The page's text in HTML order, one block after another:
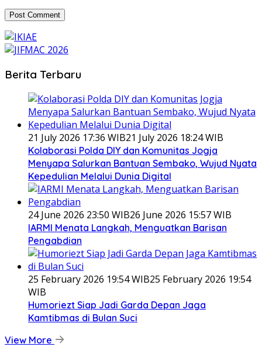
Berita Terbaru
21 July 2026 17:36 WIB21 July 2026 18:24 WIB
Kolaborasi Polda DIY dan Komunitas Jogja
Menyapa Salurkan Bantuan Sembako, Wujud Nyata
Kepedulian Melalui Dunia Digital
24 June 2026 23:50 WIB26 June 2026 15:57 WIB
IARMI Menata Langkah, Menguatkan Barisan
Pengabdian
25 February 2026 19:54 WIB25 February 2026 19:54
WIB
Humoriezt Siap Jadi Garda Depan Jaga
Kamtibmas di Bulan Suci
View More